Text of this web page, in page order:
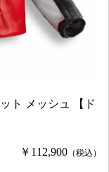
ト メッシュ 【ド
￥112,900 （税込）